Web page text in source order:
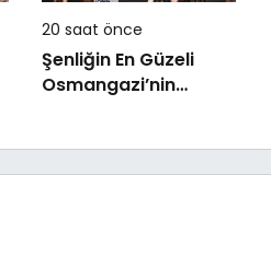
20 saat önce
Şenliğin En Güzeli
Osmangazi’nin